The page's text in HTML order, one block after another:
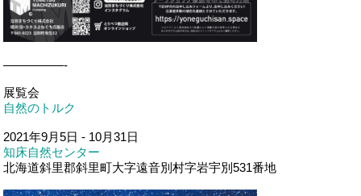
—————-
展覧会
自然のトルク
2021年9月5日 - 10月31日
知床自然センター
北海道斜里郡斜里町大字遠音別村字岩宇別531番地